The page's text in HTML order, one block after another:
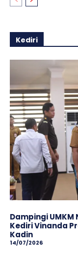
Kediri
Dampingi
Kediri Vinanda
Kadin
14/07/2026